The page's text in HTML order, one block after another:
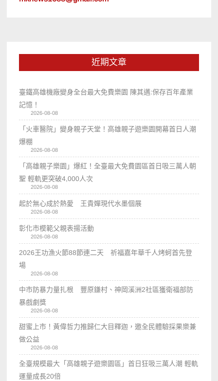
近期文章
臺鐵高雄機廠變身全台最大免費樂園 陳其邁:保存百年產業
記憶！
2026-08-08
「火車醫院」變身親子天堂！高雄親子遊樂園開幕首日人潮
爆棚
2026-08-08
「高雄親子樂園」爆紅！全臺最大免費園區首日吸三萬人朝
聖 輕軌更突破4,000人次
2026-08-08
起於無心成於熱愛 王貴嬋現代水墨個展
2026-08-08
彰化市模範父親表揚活動
2026-08-08
2026王功漁火節88節連二天 祈福嘉年華千人烤蚵首先登
場
2026-08-08
中市防暴力量扎根 豐原鎌村、神岡溪洲2社區獲衛福部防
暴戲劇獎
2026-08-08
甜蜜上市！黃偉哲力推歸仁大目釋迦，邀全民體驗採果樂兼
做公益
2026-08-08
全臺規模最大「高雄親子遊樂園區」首日狂吸三萬人潮 輕軌
運量成長20倍